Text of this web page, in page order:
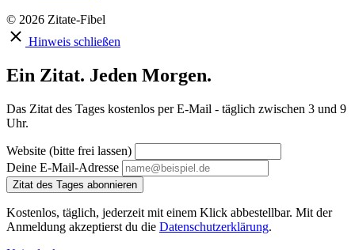
© 2026 Zitate-Fibel
Hinweis schließen
Ein Zitat. Jeden Morgen.
Das Zitat des Tages kostenlos per E-Mail - täglich zwischen 3 und 9
Uhr.
Website (bitte frei lassen)
Deine E-Mail-Adresse
Zitat des Tages abonnieren
Kostenlos, täglich, jederzeit mit einem Klick abbestellbar. Mit der
Anmeldung akzeptierst du die Datenschutzerklärung.